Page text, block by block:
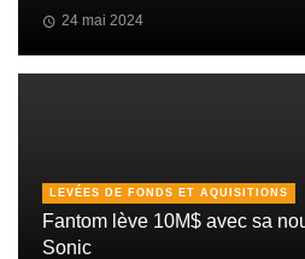
24 mai 2024
LEVÉES DE FONDS ET AQUISITIONS
Fantom lève 10M$ avec sa
Sonic